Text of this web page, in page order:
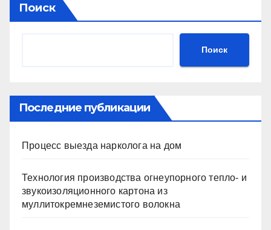
Поиск
Поиск
Последние публикации
Процесс выезда нарколога на дом
Технология производства огнеупорного тепло- и
звукоизоляционного картона из
муллитокремнеземистого волокна